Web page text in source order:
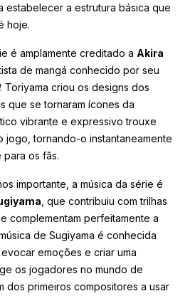
estabelecer a estrutura básica que
hoje.
é amplamente creditado a Akira
de mangá conhecido por seu
. Toriyama criou os designs dos
que se tornaram ícones da
vibrante e expressivo trouxe
jogo, tornando-o instantaneamente
os fãs.
importante, a música da série é
, que contribuiu com trilhas
complementam perfeitamente a
de Sugiyama é conhecida
emoções e criar uma
os jogadores no mundo de
dos primeiros compositores a usar